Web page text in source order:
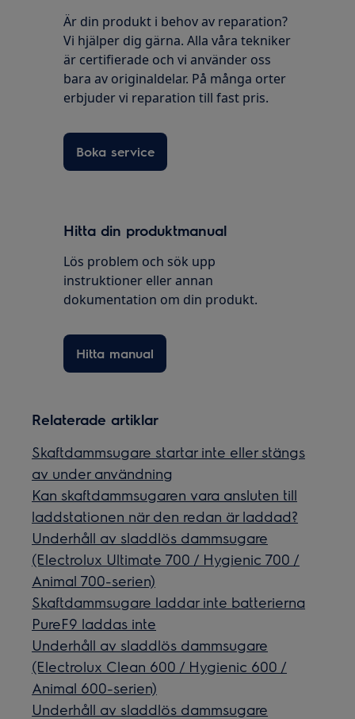
Är din produkt i behov av reparation?
Vi hjälper dig gärna. Alla våra tekniker
är certifierade och vi använder oss
bara av originaldelar. På många orter
erbjuder vi reparation till fast pris.
Boka service
Hitta din produktmanual
Lös problem och sök upp
instruktioner eller annan
dokumentation om din produkt.
Hitta manual
Relaterade artiklar
Skaftdammsugare startar inte eller stängs
av under användning
Kan skaftdammsugaren vara ansluten till
laddstationen när den redan är laddad?
Underhåll av sladdlös dammsugare
(Electrolux Ultimate 700 / Hygienic 700 /
Animal 700-serien)
Skaftdammsugare laddar inte batterierna
PureF9 laddas inte
Underhåll av sladdlös dammsugare
(Electrolux Clean 600 / Hygienic 600 /
Animal 600-serien)
Underhåll av sladdlös dammsugare